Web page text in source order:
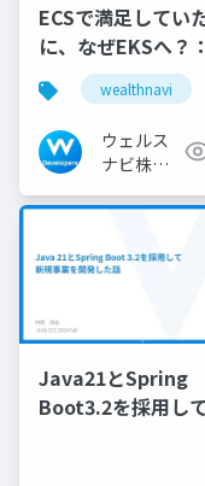
ECSで満足してい
に、なぜEKSへ？
例で学ぶ設計と運
勘所
wealthnavi
ウェルス
ナビ株式
広報チー
Java21とSpring
Boot3.2を採用し